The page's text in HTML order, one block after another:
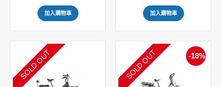
加入購物車 加入購物車
SOLD OUT -18%
SOLD OUT